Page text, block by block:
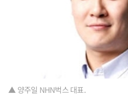
▲ 양주일 NHN벅스 대표.